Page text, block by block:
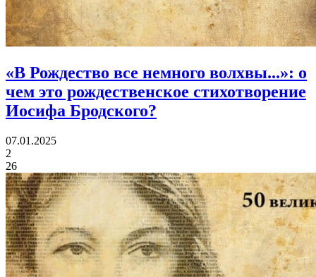
«В Рождество все немного волхвы...»: о
чем это рождественское стихотворение
Иосифа Бродского?
07.01.2025
2
26